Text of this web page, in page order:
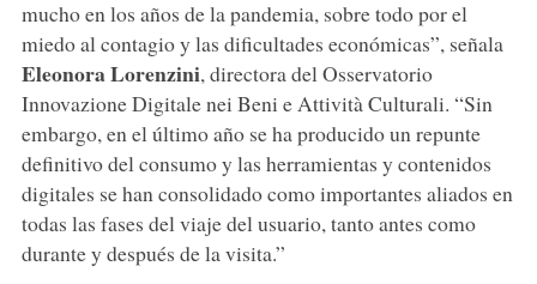
mucho en los años de la pandemia, sobre todo por el
miedo al contagio y las dificultades económicas”, señala
Eleonora Lorenzini, directora del Osservatorio
Innovazione Digitale nei Beni e Attività Culturali. “Sin
embargo, en el último año se ha producido un repunte
definitivo del consumo y las herramientas y contenidos
digitales se han consolidado como importantes aliados en
todas las fases del viaje del usuario, tanto antes como
durante y después de la visita.”